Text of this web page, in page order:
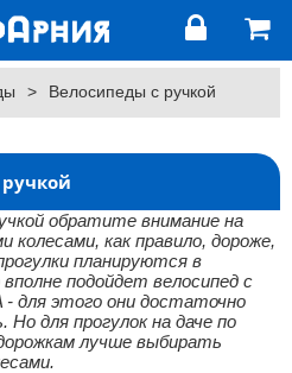
> Велосипеды с ручкой
обратите внимание на
колесами, как правило, дороже,
планируются в
подойдет велосипед с
- для этого они достаточно
для прогулок на даче по
лучше выбирать